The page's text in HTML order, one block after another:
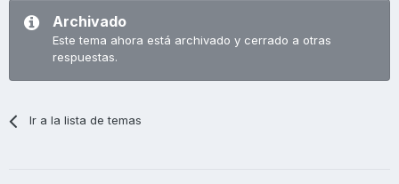
Archivado
Este tema ahora está archivado y cerrado a otras
respuestas.
Ir a la lista de temas